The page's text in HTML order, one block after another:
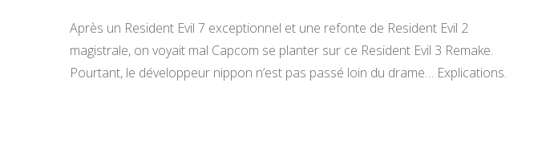
Après un Resident Evil 7 exceptionnel et une refonte de Resident Evil 2
magistrale, on voyait mal Capcom se planter sur ce Resident Evil 3 Remake.
Pourtant, le développeur nippon n’est pas passé loin du drame… Explications.